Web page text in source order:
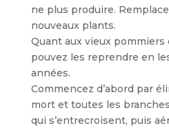
ne plus produire.
nouveaux plants.
Quant aux vieux pommiers
pouvez les reprendre en
années.
Commencez d’abord par
mort et toutes les
qui s’entrecroisent, puis